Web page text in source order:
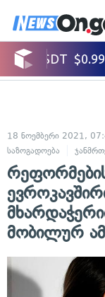
18 ნოემბერი 2021,
საზოგადოება
მობილურ